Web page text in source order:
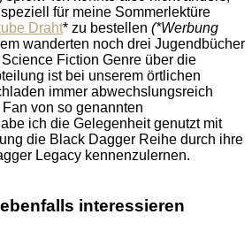
für meine Sommerlektüre
Draht* zu bestellen (*Werbung
wanderten noch drei Jugendbücher
Fiction Genre über die
ist bei unserem örtlichen
immer abwechslungsreich
von so genannten
ich die Gelegenheit genutzt mit
die Black Dagger Reihe durch ihre
Legacy kennenzulernen.
interessieren